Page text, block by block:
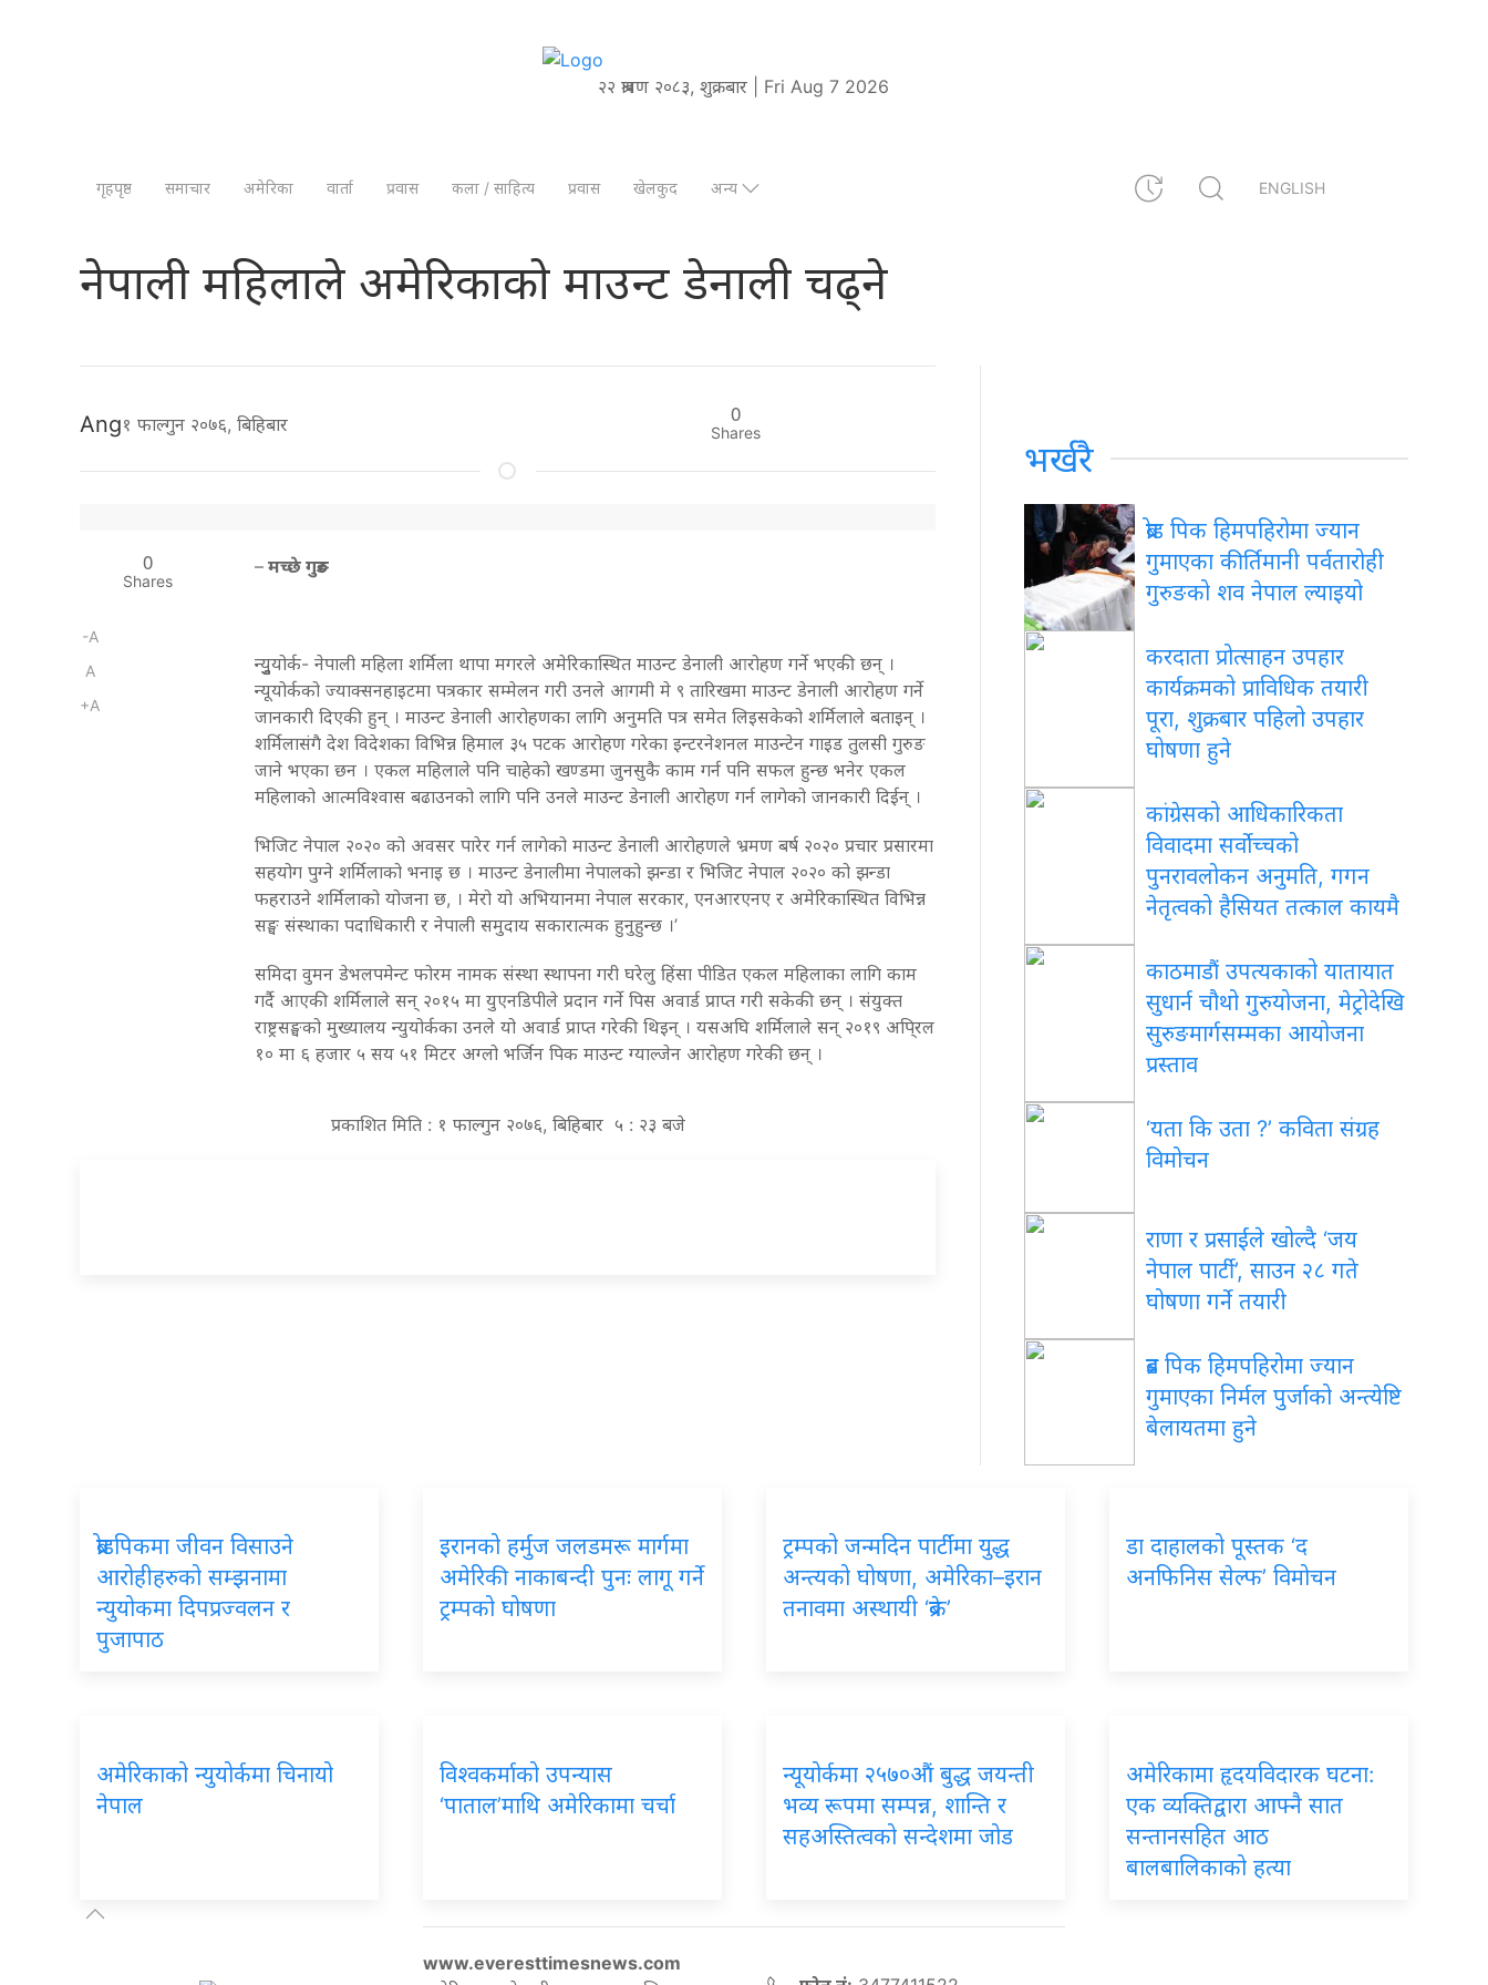
२२ श्रावण २०८३, शुक्रबार | Fri Aug 7 2026
गृहपृष्ठ समाचार अमेरिका वार्ता प्रवास कला / साहित्य प्रवास खेलकुद अन्य ENGLISH
नेपाली महिलाले अमेरिकाको माउन्ट डेनाली चढ्ने
Ang१ फाल्गुन २०७६, बिहिबार 0
Shares
0
Shares
-A
A
+A
–मच्छे गुरुङ
न्युुुुुुयोर्क- नेपाली महिला शर्मिला थापा मगरले अमेरिकास्थित माउन्ट डेनाली आरोहण गर्ने भएकी छन् ।
न्यूयोर्कको ज्याक्सनहाइटमा पत्रकार सम्मेलन गरी उनले आगमी मे ९ तारिखमा माउन्ट डेनाली आरोहण गर्ने
जानकारी दिएकी हुन् । माउन्ट डेनाली आरोहणका लागि अनुमति पत्र समेत लिइसकेको शर्मिलाले बताइन् ।
शर्मिलासंगै देश विदेशका विभिन्न हिमाल ३५ पटक आरोहण गरेका इन्टरनेशनल माउन्टेन गाइड तुलसी गुरुङ
जाने भएका छन । एकल महिलाले पनि चाहेको खण्डमा जुनसुकै काम गर्न पनि सफल हुन्छ भनेर एकल
महिलाको आत्मविश्वास बढाउनको लागि पनि उनले माउन्ट डेनाली आरोहण गर्न लागेको जानकारी दिईन् ।
भिजिट नेपाल २०२० को अवसर पारेर गर्न लागेको माउन्ट डेनाली आरोहणले भ्रमण बर्ष २०२० प्रचार प्रसारमा
सहयोग पुग्ने शर्मिलाको भनाइ छ । माउन्ट डेनालीमा नेपालको झन्डा र भिजिट नेपाल २०२० को झन्डा
फहराउने शर्मिलाको योजना छ, । मेरो यो अभियानमा नेपाल सरकार, एनआरएनए र अमेरिकास्थित विभिन्न
सङ्घ संस्थाका पदाधिकारी र नेपाली समुदाय सकारात्मक हुनुहुन्छ ।’
समिदा वुमन डेभलपमेन्ट फोरम नामक संस्था स्थापना गरी घरेलु हिंसा पीडित एकल महिलाका लागि काम
गर्दै आएकी शर्मिलाले सन् २०१५ मा युएनडिपीले प्रदान गर्ने पिस अवार्ड प्राप्त गरी सकेकी छन् । संयुक्त
राष्ट्रसङ्घको मुख्यालय न्युयोर्कका उनले यो अवार्ड प्राप्त गरेकी थिइन् । यसअघि शर्मिलाले सन् २०१९ अपि्रल
१० मा ६ हजार ५ सय ५१ मिटर अग्लो भर्जिन पिक माउन्ट ग्याल्जेन आरोहण गरेकी छन् ।
प्रकाशित मिति : १ फाल्गुन २०७६, बिहिबार ५ : २३ बजे
भर्खरै
ब्रोड पिक हिमपहिरोमा ज्यान
गुमाएका कीर्तिमानी पर्वतारोही
गुरुङको शव नेपाल ल्याइयो
करदाता प्रोत्साहन उपहार
कार्यक्रमको प्राविधिक तयारी
पूरा, शुक्रबार पहिलो उपहार
घोषणा हुने
कांग्रेसको आधिकारिकता
विवादमा सर्वोच्चको
पुनरावलोकन अनुमति, गगन
नेतृत्वको हैसियत तत्काल कायमै
काठमाडौं उपत्यकाको यातायात
सुधार्न चौथो गुरुयोजना, मेट्रोदेखि
सुरुङमार्गसम्मका आयोजना
प्रस्ताव
‘यता कि उता ?’ कविता संग्रह
विमोचन
राणा र प्रसाईंले खोल्दै ‘जय
नेपाल पार्टी’, साउन २८ गते
घोषणा गर्ने तयारी
ब्रड पिक हिमपहिरोमा ज्यान
गुमाएका निर्मल पुर्जाको अन्त्येष्टि
बेलायतमा हुने
ब्रोडपिकमा जीवन विसाउने
आरोहीहरुको सम्झनामा
न्युयोकमा दिपप्रज्वलन र
पुजापाठ
इरानको हर्मुज जलडमरू मार्गमा
अमेरिकी नाकाबन्दी पुनः लागू गर्ने
ट्रम्पको घोषणा
ट्रम्पको जन्मदिन पार्टीमा युद्ध
अन्त्यको घोषणा, अमेरिका–इरान
तनावमा अस्थायी ‘ब्रेक’
डा दाहालको पूस्तक ‘द
अनफिनिस सेल्फ’ विमोचन
अमेरिकाको न्युयोर्कमा चिनायो
नेपाल
विश्वकर्माको उपन्यास
‘पाताल’माथि अमेरिकामा चर्चा
न्यूयोर्कमा २५७०औं बुद्ध जयन्ती
भव्य रूपमा सम्पन्न, शान्ति र
सहअस्तित्वको सन्देशमा जोड
अमेरिकामा हृदयविदारक घटना:
एक व्यक्तिद्वारा आफ्नै सात
सन्तानसहित आठ
बालबालिकाको हत्या
www.everesttimesnews.com